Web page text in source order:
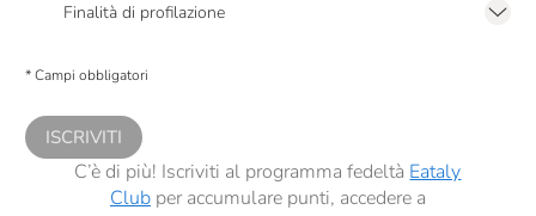
Finalità di profilazione
comunicazioni commerciali personalizzate, in caso di consenso prestato ai
* Campi obbligatori
ISCRIVITI
C’è di più! Iscriviti al programma fedeltà Eataly
Clubper accumulare punti, accedere a